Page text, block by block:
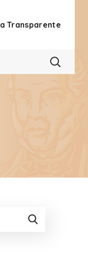
Transparente